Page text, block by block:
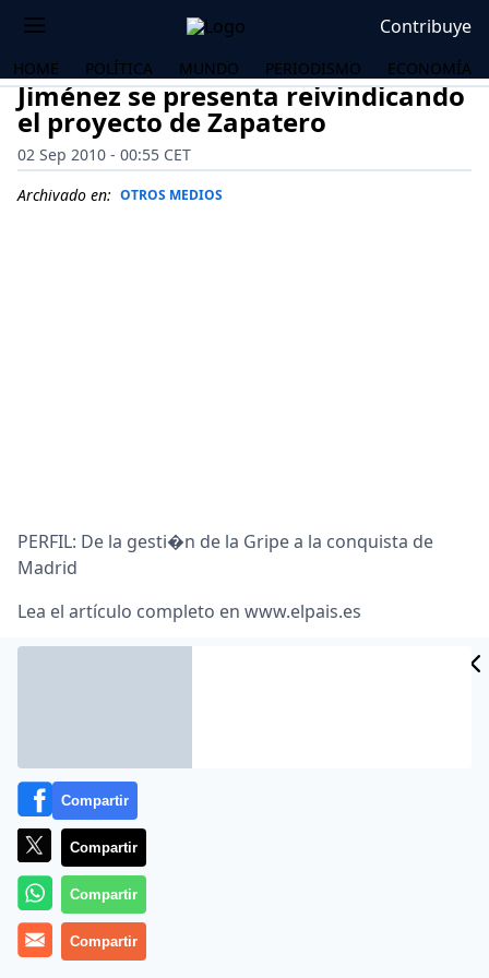
Contribuye
HOME POLÍTICA MUNDO PERIODISMO ECONOMÍA
Jiménez se presenta reivindicando
el proyecto de Zapatero
02 Sep 2010 - 00:55 CET
Archivado en: OTROS MEDIOS
PERFIL: De la gesti�n de la Gripe a la conquista de
Madrid
Lea el artículo completo en www.elpais.es
MÁS EN OTROS MEDIOS
Compartir
Compartir
Compartir
Compartir